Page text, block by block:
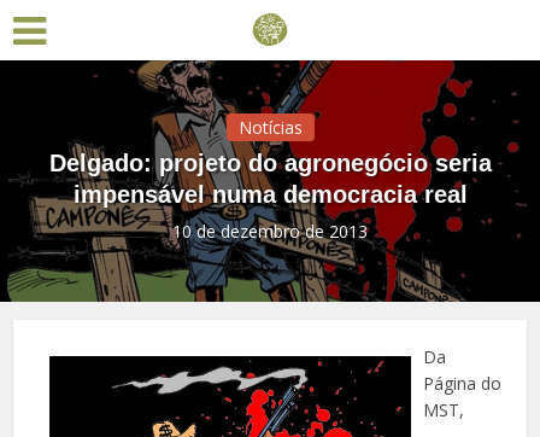
Notícias
Delgado: projeto do agronegócio seria
impensável numa democracia real
10 de dezembro de 2013
Da
Página do
MST,